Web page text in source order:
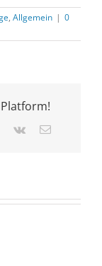
, Allgemein | 0
Pinterest
Vk
E-